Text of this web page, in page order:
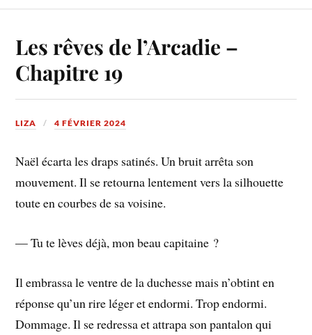
Les rêves de l’Arcadie –
Chapitre 19
LIZA 4 FÉVRIER 2024
Naël écarta les draps satinés. Un bruit arrêta son
mouvement. Il se retourna lentement vers la silhouette
toute en courbes de sa voisine.
— Tu te lèves déjà, mon beau capitaine ?
Il embrassa le ventre de la duchesse mais n’obtint en
réponse qu’un rire léger et endormi. Trop endormi.
Dommage. Il se redressa et attrapa son pantalon qui